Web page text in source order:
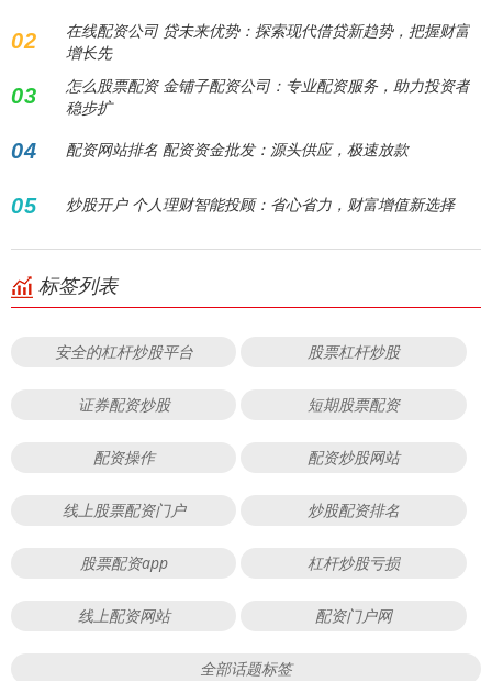
02
在线配资公司 贷未来优势：探索现代借贷新趋势，把握财富
增长先
03
怎么股票配资 金铺子配资公司：专业配资服务，助力投资者
稳步扩
04 配资网站排名 配资资金批发：源头供应，极速放款
05 炒股开户 个人理财智能投顾：省心省力，财富增值新选择
标签列表
安全的杠杆炒股平台 股票杠杆炒股
证券配资炒股 短期股票配资
配资操作 配资炒股网站
线上股票配资门户 炒股配资排名
股票配资app 杠杆炒股亏损
线上配资网站 配资门户网
全部话题标签